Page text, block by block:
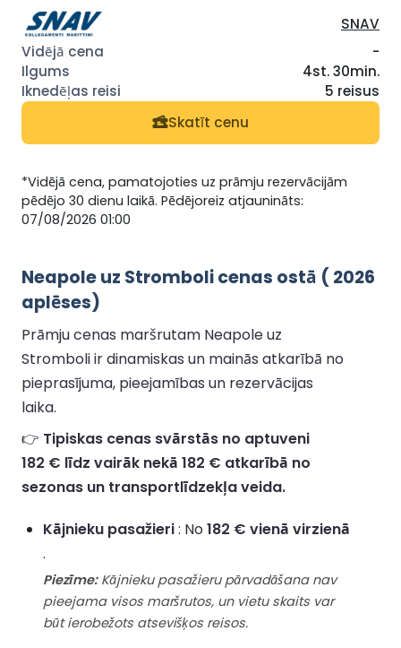
SNAV
-
4st. 30min.
5 reisus
Skatīt cenu
*Vidējā cena, pamatojoties uz prāmju rezervācijām
pēdējo 30 dienu laikā. Pēdējoreiz atjaunināts:
07/08/2026 01:00
Neapole uz Stromboli cenas ostā ( 2026
aplēses)
Prāmju cenas maršrutam Neapole uz
Stromboli ir dinamiskas un mainās atkarībā no
pieprasījuma, pieejamības un rezervācijas
laika.
👉 Tipiskas cenas svārstās no aptuveni
182 € līdz vairāk nekā 182 € atkarībā no
sezonas un transportlīdzekļa veida.
Kājnieku pasažieri: No 182 € vienā virzienā
.
Piezīme:Kājnieku pasažieru pārvadāšana nav
pieejama visos maršrutos, un vietu skaits var
būt ierobežots atsevišķos reisos.